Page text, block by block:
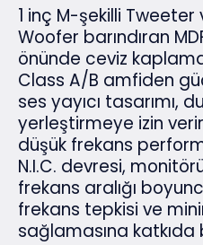
1 inç M-şekilli
Woofer barındıran
önünde ceviz
Class A/B amfiden
ses yayıcı tasarımı,
yerleştirmeye izin
düşük frekans
N.I.C. devresi,
frekans aralığı
frekans tepkisi ve
sağlamasına katkıda